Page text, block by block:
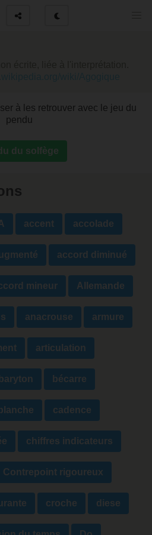
à les retrouver avec le jeu du
pendu
du solfège
accent accolade
accord diminué
mineur Allemande
anacrouse armure
articulation
baryton bécarre
blanche cadence
chiffres indicateurs
Contrepoint rigoureux
croche diese